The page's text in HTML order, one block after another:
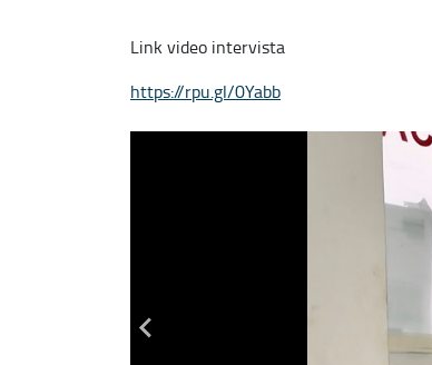
Link video intervista
https://rpu.gl/0Yabb